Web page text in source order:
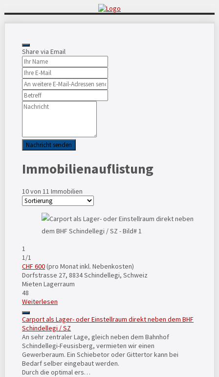
Share via Email
Nachricht senden
Immobilienauflistung
10von 11 Immobilien
1
1 /1
CHF 600(pro Monat inkl. Nebenkosten)
Dorfstrasse 27, 8834 Schindellegi, Schweiz
Mieten Lagerraum
48
Weiterlesen
Carport als Lager- oder Einstellraum direkt neben dem BHF
Schindellegi / SZ
An sehr zentraler Lage, gleich neben dem Bahnhof
Schindellegi-Feusisberg, vermieten wir einen
Gewerberaum. Ein Schiebetor oder Gittertor kann bei
Bedarf selber eingebaut werden.
Durch die optimal ers…